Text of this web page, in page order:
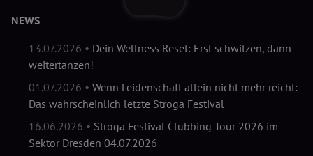
NEWS
13.07.2026 • Dein Wellness Reset: Erst schwitzen, dann
weitertanzen!
01.07.2026 • Wenn Leidenschaft allein nicht mehr reicht:
Das wahrscheinlich letzte Stroga Festival
16.06.2026 • Stroga Festival Clubbing Tour 2026 im
Sektor Dresden 04.07.2026